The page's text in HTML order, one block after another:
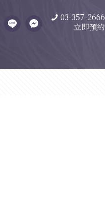
03-357-2666
立即預約